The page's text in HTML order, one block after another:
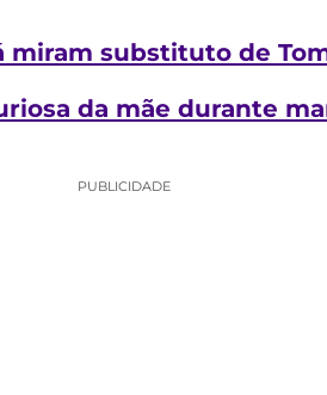
substituto de
da mãe durante
PUBLICIDADE